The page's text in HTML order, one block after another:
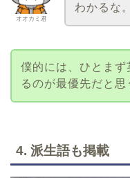
オオカミ君
わかるな。
僕的には、ひとまず
るのが最優先だと思
4. 派生語も掲載